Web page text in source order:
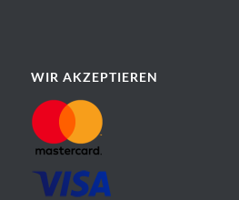
WIR AKZEPTIEREN